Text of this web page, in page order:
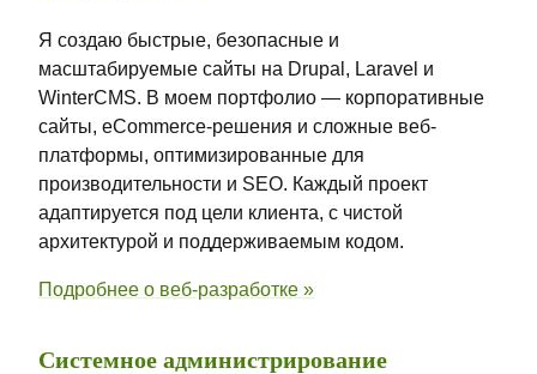
Я создаю быстрые, безопасные и
масштабируемые сайты на Drupal, Laravel и
WinterCMS. В моем портфолио — корпоративные
сайты, eCommerce-решения и сложные веб-
платформы, оптимизированные для
производительности и SEO. Каждый проект
адаптируется под цели клиента, с чистой
архитектурой и поддерживаемым кодом.
Подробнее о веб-разработке »
Системное администрирование